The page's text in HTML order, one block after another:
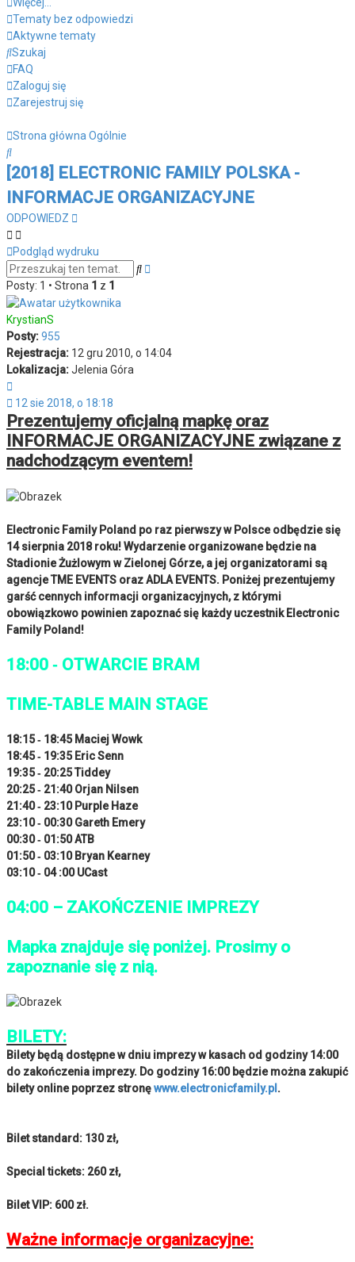
Tematy bez odpowiedzi
Aktywne tematy
Szukaj
FAQ
Zaloguj się
Zarejestruj się
Strona główna Ogólnie
Szukaj
[2018] ELECTRONIC FAMILY POLSKA -
INFORMACJE ORGANIZACYJNE
ODPOWIEDZ
Podgląd wydruku
Szukaj
Posty: 1 • Strona 1 z 1
KrystianS
Posty:955
Rejestracja: 12 gru 2010, o 14:04
Lokalizacja:Jelenia Góra
12 sie 2018, o 18:18
Prezentujemy oficjalną mapkę oraz
INFORMACJE ORGANIZACYJNE związane z
nadchodzącym eventem!
Electronic Family Poland po raz pierwszy w Polsce odbędzie się
14 sierpnia 2018 roku! Wydarzenie organizowane będzie na
Stadionie Żużlowym w Zielonej Górze, a jej organizatorami są
agencje TME EVENTS oraz ADLA EVENTS. Poniżej prezentujemy
garść cennych informacji organizacyjnych, z którymi
obowiązkowo powinien zapoznać się każdy uczestnik Electronic
Family Poland!
18:00 ‐ OTWARCIE BRAM
TIME-TABLE MAIN STAGE
18:15 ‐ 18:45 Maciej Wowk
18:45 ‐ 19:35 Eric Senn
19:35 ‐ 20:25 Tiddey
20:25 ‐ 21:40 Orjan Nilsen
21:40 ‐ 23:10 Purple Haze
23:10 ‐ 00:30 Gareth Emery
00:30 ‐ 01:50 ATB
01:50 ‐ 03:10 Bryan Kearney
03:10 ‐ 04 :00 UCast
04:00 – ZAKOŃCZENIE IMPREZY
Mapka znajduje się poniżej. Prosimy o
zapoznanie się z nią.
BILETY:
Bilety będą dostępne w dniu imprezy w kasach od godziny 14:00
do zakończenia imprezy. Do godziny 16:00 będzie można zakupić
bilety online poprzez stronęwww.electronicfamily.pl .
Bilet standard: 130 zł,
Special tickets: 260 zł,
Bilet VIP: 600 zł.
Ważne informacje organizacyjne: